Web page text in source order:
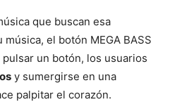
que buscan esa
el botón MEGA BASS
un botón, los usuarios
y sumergirse en una
palpitar el corazón.